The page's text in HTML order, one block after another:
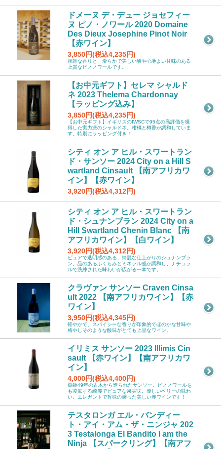
ドメーヌ デ・デュー ジョセフィー
ヌ ピノ・ノワール 2020 Domaine
Des Dieux Josephine Pinot Noir
【赤ワイン】
3,850円(税込4,235円)
複雑な香りと、滑らかで美しい酸や心地よい甘味のある
上質なピノノワールです。
【お中元ギフト】セレマ シャルド
ネ 2023 Thelema Chardonnay
【ラッピング込み】
3,850円(税込4,235円)
【お中元ギフト】イギリスのIWSCで95点の高評価を獲
得した実力派のシャルドネ。柑橘と樽香が調和していま
す。特別にラッピング付き！
シティ オン ア ヒル・スワートラン
ド・サンソー 2024 City on a Hill S
wartland Cinsault 【南アフリカワ
イン】【赤ワイン】
3,920円(税込4,312円)
シティ オン ア ヒル・スワートラン
ド・シュナンブラン 2024 City on a
Hill Swartland Chenin Blanc 【南
アフリカワイン】【白ワイン】
3,920円(税込4,312円)
ピュアで透明感のある、綺麗な仕上がりのシュナンブラ
ン。品のあるふくらみとミネラル感が調和し、ナチュラ
ルで洗練された味わいが広がる一本です。
クラヴァン サンソー Craven Cinsa
ult 2022 【南アフリカワイン】【赤
ワイン】
3,950円(税込4,345円)
軽やかで、スパイシーな香りが印象的でほのかな甘味や
梅やしそのような酸味がとても上品なワイン。
イリミス サンソー 2023 Illimis Cin
sault 【赤ワイン】【南アフリカワ
イン】
4,000円(税込4,400円)
樹齢49年の古木から造られたサンソー。ピノノワールを
も凌駕する綺麗でピュアな果実味。優しいベリーの味わ
い。エレガントで旨味の乗った美しい赤ワインです！
テスタロンガ エル・バンディー
ト・アイ・アム・ザ・ニンジャ 202
3 Testalonga El Bandito I am the
Ninja 【スパークリング】【南アフ